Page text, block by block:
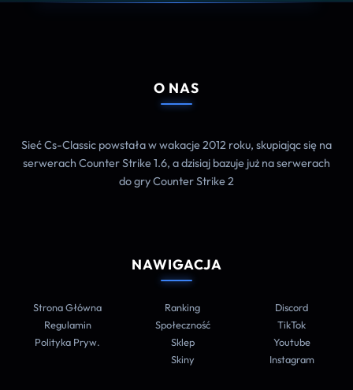
O NAS
Sieć Cs-Classic powstała w wakacje 2012 roku, skupiając się na
serwerach Counter Strike 1.6, a dzisiaj bazuje już na serwerach
do gry Counter Strike 2
NAWIGACJA
Strona Główna
Regulamin
Polityka Pryw.
Ranking
Społeczność
Sklep
Skiny
Discord
TikTok
Youtube
Instagram